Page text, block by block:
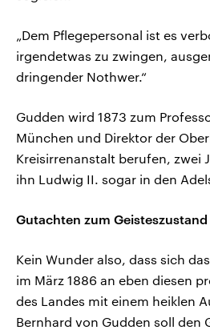
„Dem Pflegepersonal ist es
irgendetwas zu zwingen,
dringender Nothwer.“
Gudden wird 1873 zum
München und Direktor der
Kreisirrenanstalt berufen, zwei
ihn Ludwig II. sogar in den
Gutachten zum
Kein Wunder also, dass sich
im März 1886 an eben diesen
des Landes mit einem heiklen
Bernhard von Gudden soll den